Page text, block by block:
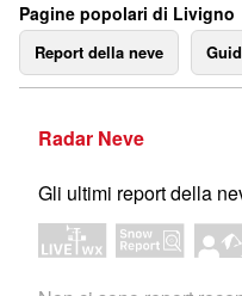
Pagine popolari di Livigno
Report della neve
Radar Neve
Gli ultimi report della